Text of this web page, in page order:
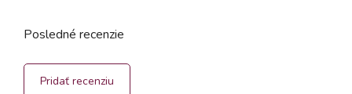
Posledné recenzie
Pridať recenziu